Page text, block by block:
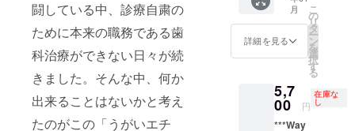
闘している中、診療自粛の
ために本来の職務である歯
科治療ができない日々が続
きました。そんな中、何か
出来ることはないかと考え
たのがこの「うがいエチ
の特許
技術で
ン溶液
を開発
コニン
は、創
りま
す。 近
年、研
る疾患
には
やロー
ズヒッ
プの上
に、レ
モン
バーベ
ナと蓮
WOME
N’S
COMPL
E(ウー
マンズ
リート)
は、今
日の女
性のす
月
詳細を見る
こ
の
リ
タ
ー
ン
を
選
択
す
る
5,7
00 円
在庫な
し
***Way